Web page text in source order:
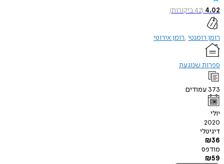
4.02
(
42ביקורות)
רומן רומנטי רומן אירוטי
ספרות שנוגעת
373 עמודים
יולי
2020
דיגיטלי
₪36
מודפס
₪59